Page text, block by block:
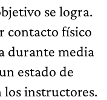
se logra.
contacto físico
durante media
estado de
los instructores.